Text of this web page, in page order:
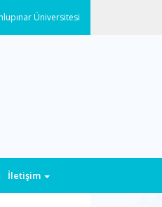
Üniversitesi
İletişim